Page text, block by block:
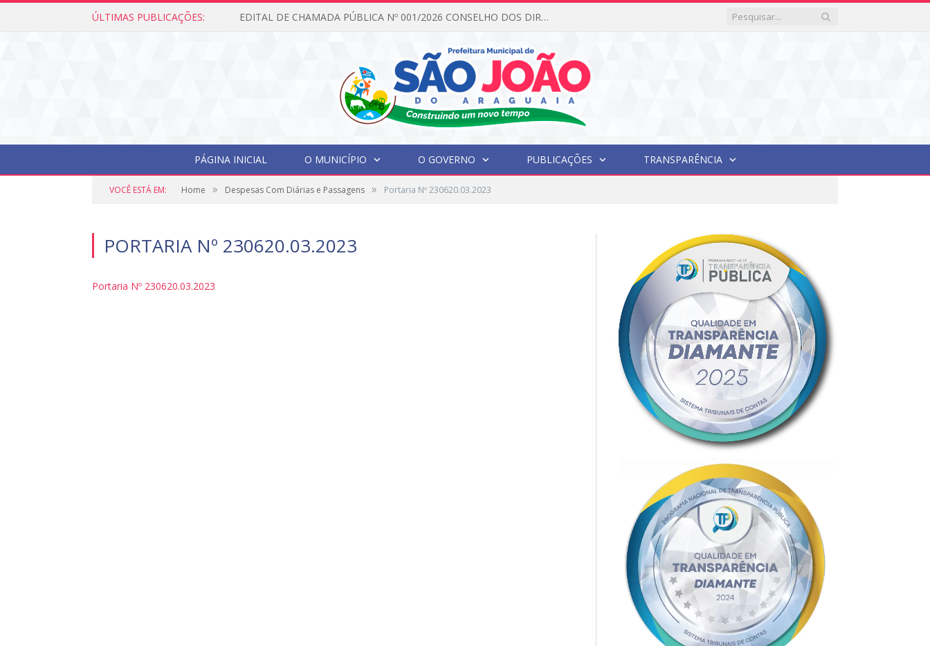
ÚLTIMAS PUBLICAÇÕES: EDITAL DE CHAMADA PÚBLICA Nº 001/2026 CONSELHO DOS DIREITOS DA CRIANÇA E DO ADOLESCENTE
PÁGINA INICIAL O MUNICÍPIO O GOVERNO PUBLICAÇÕES TRANSPARÊNCIA
VOCÊ ESTÁ EM: Home » Despesas Com Diárias e Passagens » Portaria Nº 230620.03.2023
PORTARIA Nº 230620.03.2023
Portaria Nº 230620.03.2023